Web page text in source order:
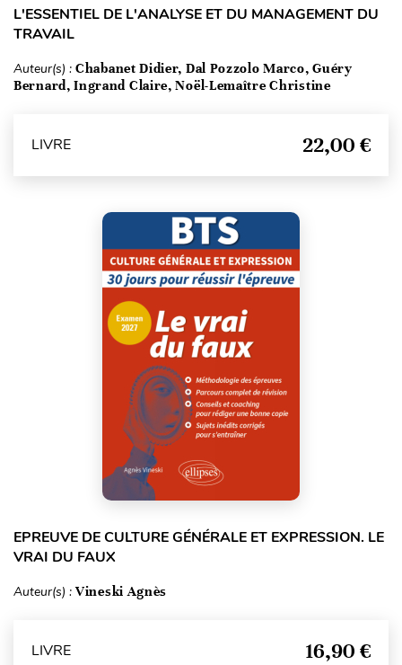
L'ESSENTIEL DE L'ANALYSE ET DU MANAGEMENT DU
TRAVAIL
Auteur(s) : Chabanet Didier, Dal Pozzolo Marco, Guéry
Bernard, Ingrand Claire, Noël-Lemaître Christine
LIVRE 22,00 €
EPREUVE DE CULTURE GÉNÉRALE ET EXPRESSION. LE
VRAI DU FAUX
Auteur(s) : Vineski Agnès
LIVRE 16,90 €